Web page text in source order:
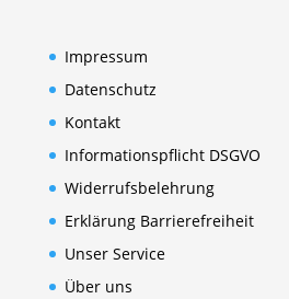
Impressum
Datenschutz
Kontakt
Informationspflicht DSGVO
Widerrufsbelehrung
Erklärung Barrierefreiheit
Unser Service
Über uns